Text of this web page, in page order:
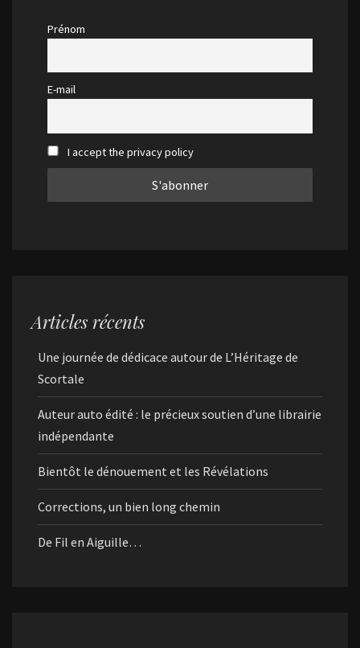
Prénom
E-mail
I accept the privacy policy
Articles récents
Une journée de dédicace autour de L’Héritage de
Scortale
Auteur auto édité : le précieux soutien d’une librairie
indépendante
Bientôt le dénouement et les Révélations
Corrections, un bien long chemin
De Fil en Aiguille…